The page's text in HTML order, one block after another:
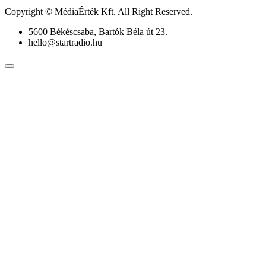
Copyright © MédiaÉrték Kft. All Right Reserved.
5600 Békéscsaba, Bartók Béla út 23.
hello@startradio.hu